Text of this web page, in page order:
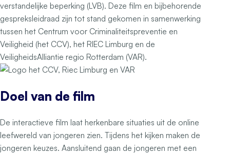
verstandelijke beperking (LVB). Deze film en bijbehorende
gespreksleidraad zijn tot stand gekomen in samenwerking
tussen het Centrum voor Criminaliteitspreventie en
Veiligheid (het CCV), het RIEC Limburg en de
VeiligheidsAlliantie regio Rotterdam (VAR).
Doel van de film
De interactieve film laat herkenbare situaties uit de online
leefwereld van jongeren zien. Tijdens het kijken maken de
jongeren keuzes. Aansluitend gaan de jongeren met een